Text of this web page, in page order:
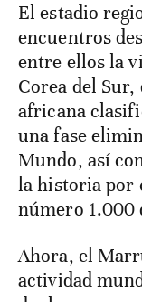
El estadio
encuentros
entre ellos la
Corea del
africana
una fase
Mundo, así
la historia por
número 1.000
Ahora, el
actividad